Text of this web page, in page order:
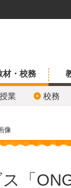
材・校務
授業 校務
像
「